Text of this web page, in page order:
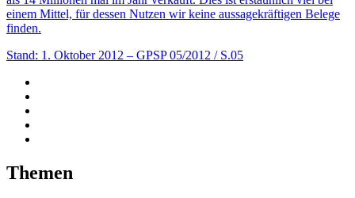
einem Mittel, für dessen Nutzen wir keine aussagekräftigen Belege
finden.
Stand: 1. Oktober 2012 – GPSP 05/2012 / S.05
Themen